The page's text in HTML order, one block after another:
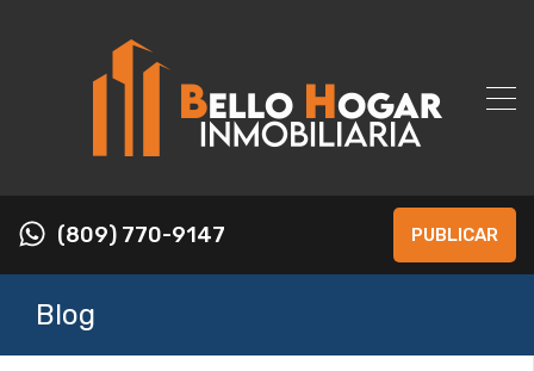
(809) 770-9147 PUBLICAR
Blog